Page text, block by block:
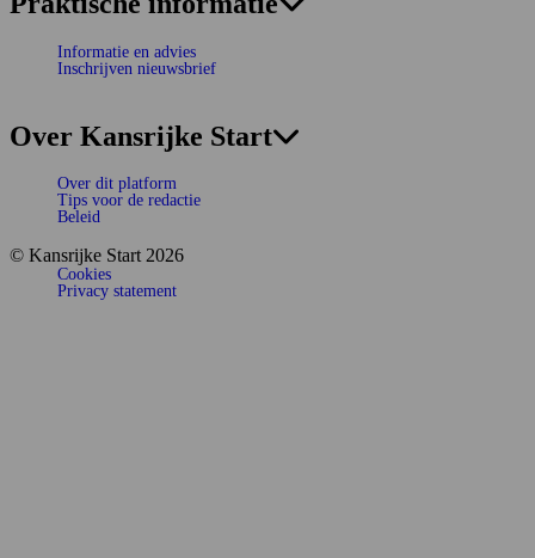
Informatie en advies
Inschrijven nieuwsbrief
Over Kansrijke Start
Over dit platform
Tips voor de redactie
Beleid
© Kansrijke Start 2026
Cookies
Privacy statement